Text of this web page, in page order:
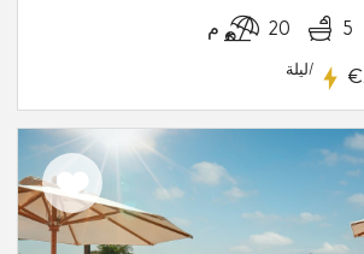
5 20 م
/ليلة
اضف
المفضلة